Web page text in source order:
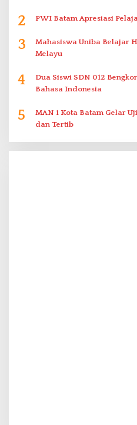
2 PWI Batam Apresiasi
3
Mahasiswa Uniba Belajar
Melayu
4
Dua Siswi SDN 012
Bahasa Indonesia
5
MAN 1 Kota Batam Gelar
dan Tertib